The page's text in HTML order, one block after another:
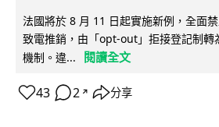
法國將於 8 月 11 日起實施新例，全面
致電推銷，由「opt-out」拒接登記制
機制。違...
閱讀全文
43 2 ↗ 分享